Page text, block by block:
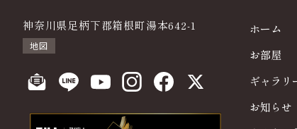
神奈川県足柄下郡箱根町湯本642-1
地図
ホーム
お部屋
ギャラリ
お知らせ